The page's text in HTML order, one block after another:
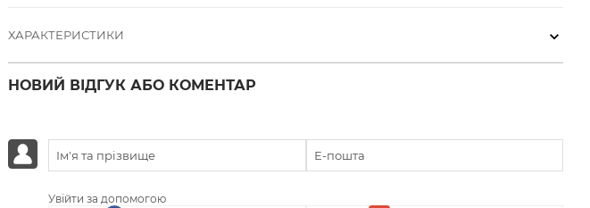
ХАРАКТЕРИСТИКИ
НОВИЙ ВІДГУК АБО КОМЕНТАР
Увійти за допомогою